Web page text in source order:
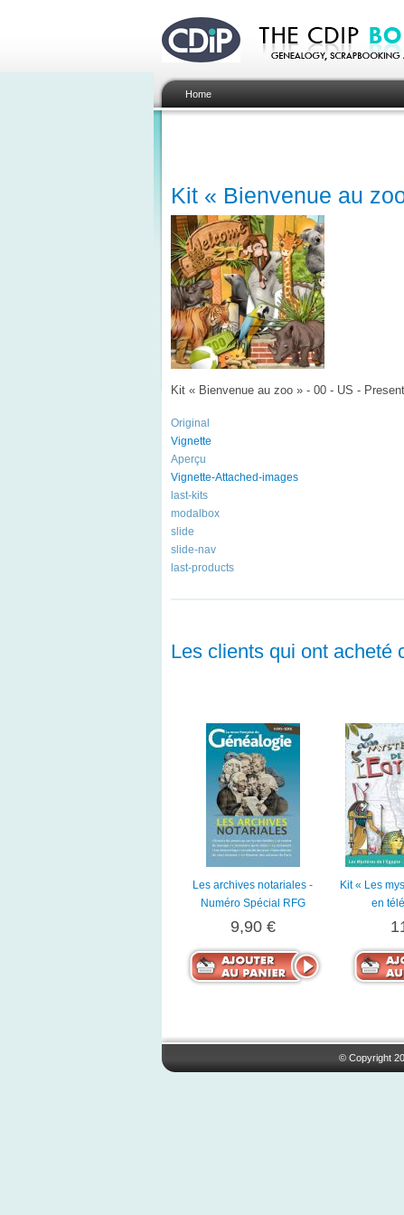
Home
Kit « Bienvenue au
Kit « Bienvenue au zoo » - 00 - US -
Original
Vignette
Aperçu
Vignette-Attached-images
last-kits
modalbox
slide
slide-nav
last-products
Les clients qui ont acheté
Les archives notariales -
Numéro Spécial RFG
9,90 €
Kit « Les
en
© Copyright